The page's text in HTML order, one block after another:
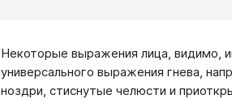
Некоторые выражения лица, видимо,
универсального выражения гнева,
ноздри, стиснутые челюсти и